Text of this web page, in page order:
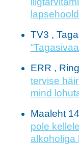
TV3 ,
ERR ,
tervise
mind
Maaleht
pole
alkoholiga